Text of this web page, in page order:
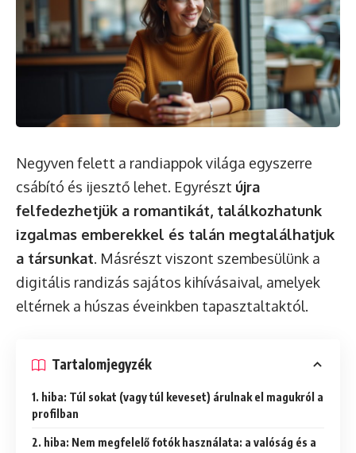
Negyven felett a randiappok világa egyszerre
csábító és ijesztő lehet. Egyrészt újra
felfedezhetjük a romantikát, találkozhatunk
izgalmas emberekkel és talán megtalálhatjuk
a társunkat. Másrészt viszont szembesülünk a
digitális randizás sajátos kihívásaival, amelyek
eltérnek a húszas éveinkben tapasztaltaktól.
Tartalomjegyzék
1. hiba: Túl sokat (vagy túl keveset) árulnak el magukról a
profilban
2. hiba: Nem megfelelő fotók használata: a valóság és a